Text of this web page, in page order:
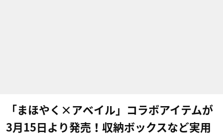
「まほやく×アベイル」コラボアイテムが
3月15日より発売！収納ボックスなど実用